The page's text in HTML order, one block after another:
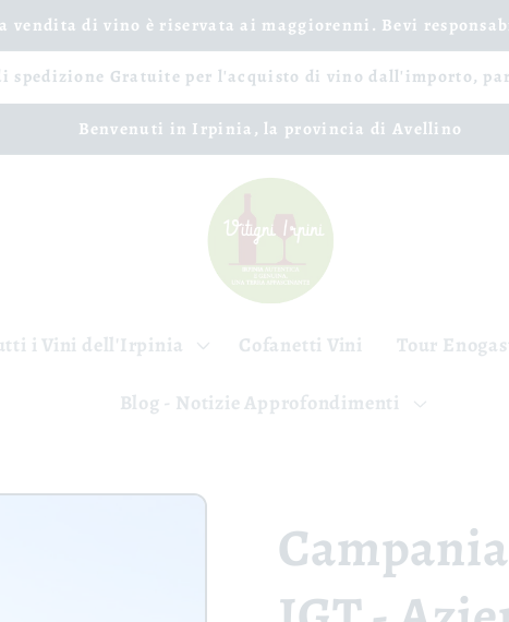
vendita di vino è riservata ai maggiorenni. Bevi
spedizione Gratuite per l'acquisto di vino dall'importo,
Benvenuti in Irpinia, la provincia di Avellino
i Vini dell'Irpinia Cofanetti Vini Tour
Blog - Notizie Approfondimenti